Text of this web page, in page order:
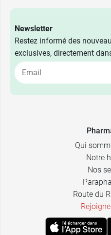
18G - 40 x 1,2
mm - Rose
4,99 €
21G - 25 x 0,8
mm - Vert
6,69 €
30G - 13 x 0,3
3,89 €
Newsletter
Restez informé des
exclusives, directement
Qui
Notre
Nos
Route du